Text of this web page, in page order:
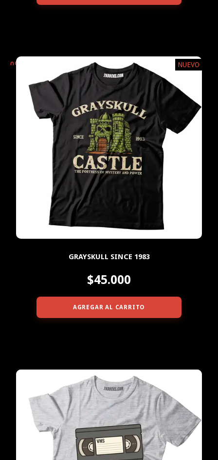
0% NUEVO
GRAYSKULL SINCE 1983
$45.000
AGREGAR AL CARRITO